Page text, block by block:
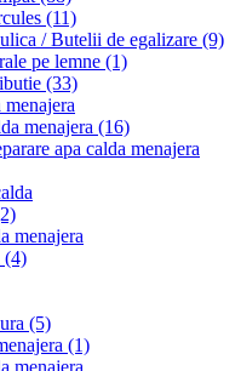
(11)
/ Butelii de egalizare (9)
pe lemne (1)
(33)
menajera (16)
apa calda menajera
menajera
(4)
(5)
(1)
menajera